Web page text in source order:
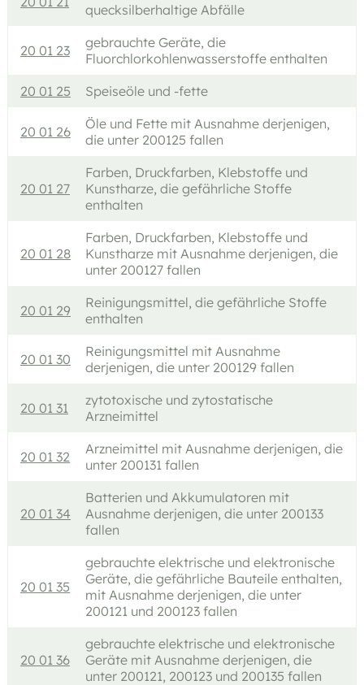
quecksilberhaltige Abfälle
20 01 23
gebrauchte Geräte, die
Fluorchlorkohlenwasserstoffe enthalten
20 01 25
Speiseöle und -fette
20 01 26
Öle und Fette mit Ausnahme derjenigen,
die unter 200125 fallen
20 01 27
Farben, Druckfarben, Klebstoffe und
Kunstharze, die gefährliche Stoffe
enthalten
20 01 28
Farben, Druckfarben, Klebstoffe und
Kunstharze mit Ausnahme derjenigen, die
unter 200127 fallen
20 01 29
Reinigungsmittel, die gefährliche Stoffe
enthalten
20 01 30
Reinigungsmittel mit Ausnahme
derjenigen, die unter 200129 fallen
20 01 31
zytotoxische und zytostatische
Arzneimittel
20 01 32
Arzneimittel mit Ausnahme derjenigen, die
unter 200131 fallen
20 01 34
Batterien und Akkumulatoren mit
Ausnahme derjenigen, die unter 200133
fallen
20 01 35
gebrauchte elektrische und elektronische
Geräte, die gefährliche Bauteile enthalten,
mit Ausnahme derjenigen, die unter
200121 und 200123 fallen
20 01 36
gebrauchte elektrische und elektronische
Geräte mit Ausnahme derjenigen, die
unter 200121, 200123 und 200135 fallen